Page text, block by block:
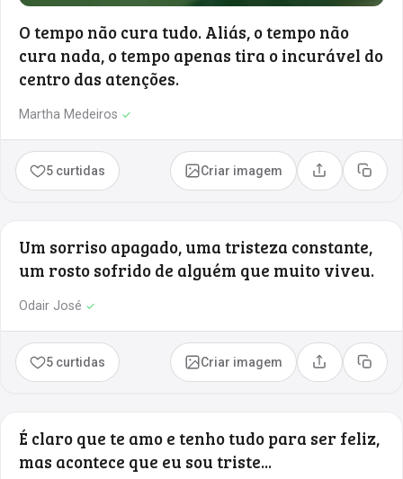
O tempo não cura tudo. Aliás, o tempo não
cura nada, o tempo apenas tira o incurável do
centro das atenções.
Martha Medeiros ✓
5 curtidas Criar imagem Compartilhar
Copiar
Um sorriso apagado, uma tristeza constante,
um rosto sofrido de alguém que muito viveu.
Odair José ✓
5 curtidas Criar imagem Compartilhar
Copiar
É claro que te amo e tenho tudo para ser feliz,
mas acontece que eu sou triste...